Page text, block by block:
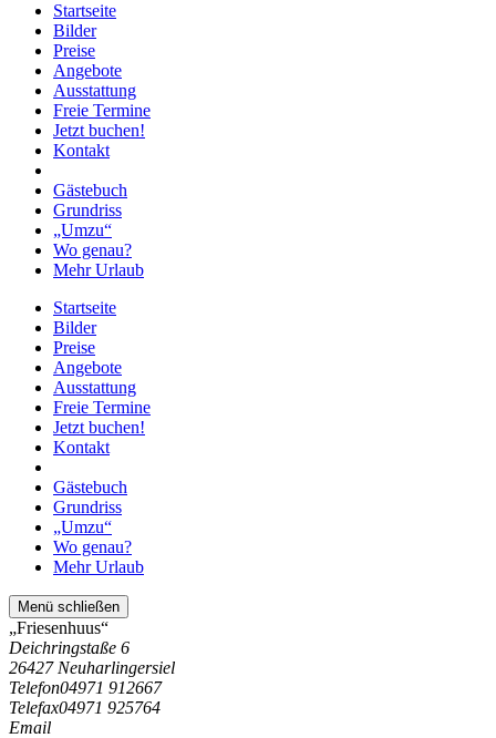
Startseite
Bilder
Preise
Angebote
Ausstattung
Freie Termine
Jetzt buchen!
Kontakt
Gästebuch
Grundriss
„Umzu“
Wo genau?
Mehr Urlaub
Startseite
Bilder
Preise
Angebote
Ausstattung
Freie Termine
Jetzt buchen!
Kontakt
Gästebuch
Grundriss
„Umzu“
Wo genau?
Mehr Urlaub
Menü schließen
„Friesenhuus“
Deichringstaße 6
26427 Neuharlingersiel
Telefon04971 912667
Telefax04971 925764
Email